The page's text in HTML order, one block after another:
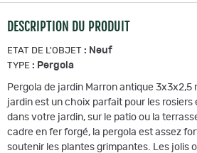
DESCRIPTION DU PRODUIT
ETAT DE L'OBJET : Neuf
TYPE : Pergola
Pergola de jardin Marron antique 3x3x2,5
jardin est un choix parfait pour les rosiers
dans votre jardin, sur le patio ou la
cadre en fer forgé, la pergola est assez
soutenir les plantes grimpantes. Les jolis